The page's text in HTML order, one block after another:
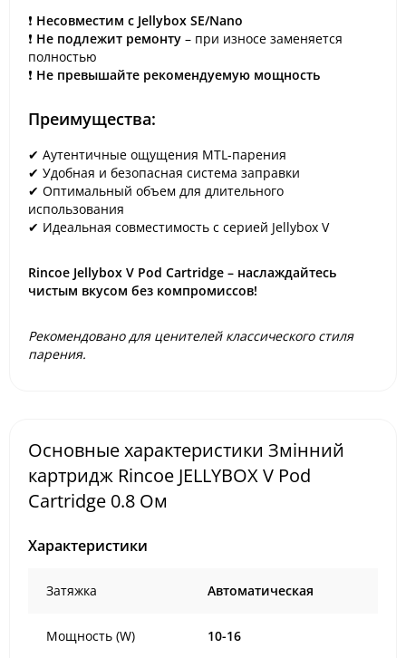
❗ Несовместим с Jellybox SE/Nano
❗ Не подлежит ремонту – при износе заменяется
полностью
❗ Не превышайте рекомендуемую мощность
Преимущества:
✔ Аутентичные ощущения MTL-парения
✔ Удобная и безопасная система заправки
✔ Оптимальный объем для длительного
использования
✔ Идеальная совместимость с серией Jellybox V
Rincoe Jellybox V Pod Cartridge – наслаждайтесь
чистым вкусом без компромиссов!
Рекомендовано для ценителей классического стиля
парения.
Основные характеристики Змінний
картридж Rincoe JELLYBOX V Pod
Cartridge 0.8 Ом
Характеристики
Затяжка Автоматическая
Мощность (W) 10-16